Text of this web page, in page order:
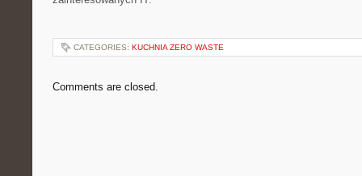
CATEGORIES: KUCHNIA ZERO WASTE
Comments are closed.